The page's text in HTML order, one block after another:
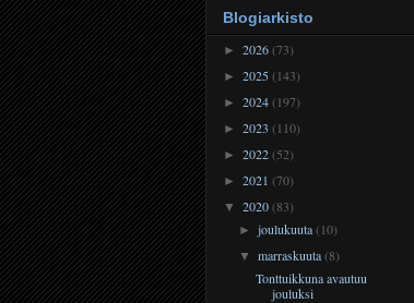
Blogiarkisto
► 2026(73)
► 2025(143)
► 2024(197)
► 2023 (110)
► 2022(52)
► 2021 (70)
▼ 2020(83)
►joulukuuta(10)
▼marraskuuta(8)
Tonttuikkuna avautuu
jouluksi